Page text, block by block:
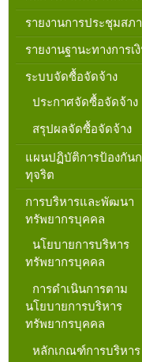
รายงานการประชุมสภา
รายงานฐานะทางการเ
ระบบจัดซื้อจัดจ้าง
ประกาศจัดซื้อจัดจ้าง
สรุปผลจัดซื้อจัดจ้าง
แผนปฏิบัติการป้องกัน
ทุจริต
การบริหารและพัฒนา
ทรัพยากรบุคคล
นโยบายการบริหาร
ทรัพยากรบุคคล
การดำเนินการตาม
นโยบายการบริหาร
ทรัพยากรบุคคล
หลักเกณฑ์การบริหาร